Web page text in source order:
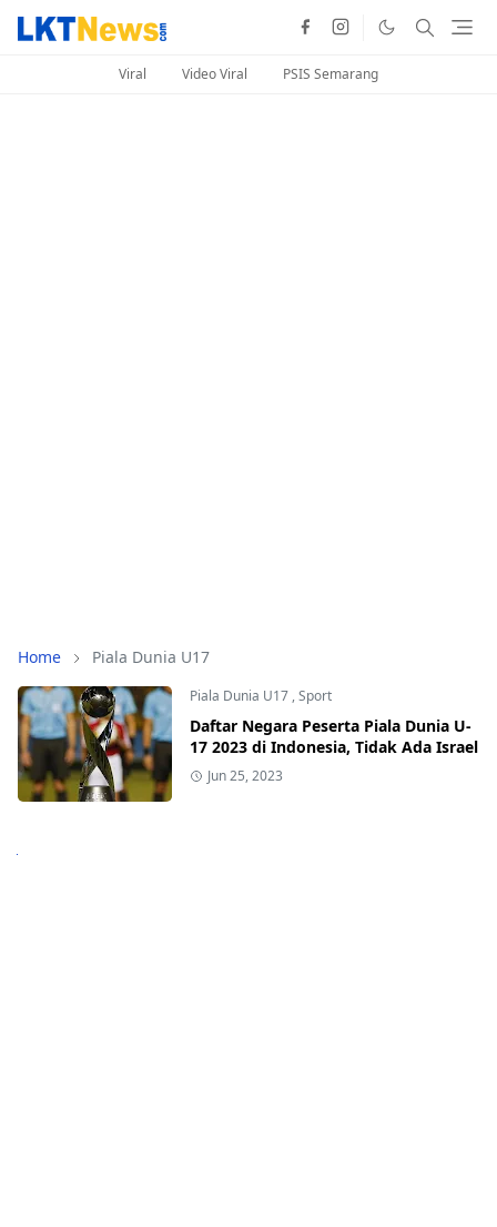
Viral Video Viral PSIS Semarang
Home Piala Dunia U17
Piala Dunia U17,Sport
Daftar Negara Peserta Piala Dunia U-
17 2023 di Indonesia, Tidak Ada Israel
Jun 25, 2023